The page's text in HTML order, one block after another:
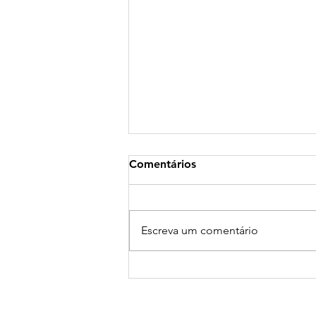
Comentários
Escreva um comentário